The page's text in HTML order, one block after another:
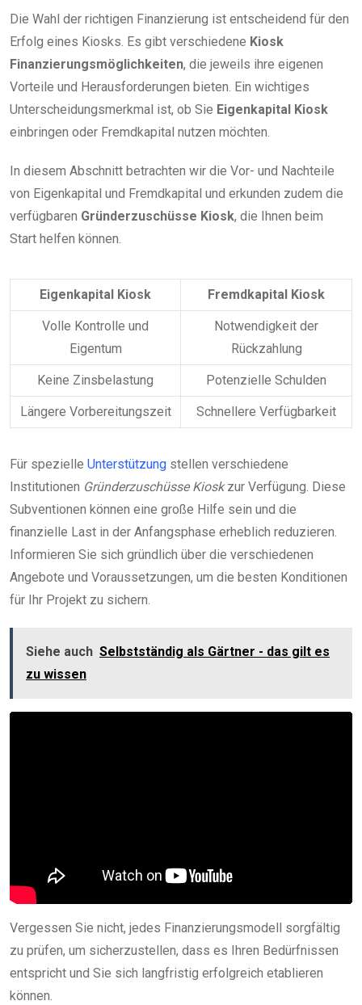
Die Wahl der richtigen Finanzierung ist entscheidend für den
Erfolg eines Kiosks. Es gibt verschiedene Kiosk
Finanzierungsmöglichkeiten, die jeweils ihre eigenen
Vorteile und Herausforderungen bieten. Ein wichtiges
Unterscheidungsmerkmal ist, ob Sie Eigenkapital Kiosk
einbringen oder Fremdkapital nutzen möchten.
In diesem Abschnitt betrachten wir die Vor- und Nachteile
von Eigenkapital und Fremdkapital und erkunden zudem die
verfügbaren Gründerzuschüsse Kiosk, die Ihnen beim
Start helfen können.
Eigenkapital Kiosk Fremdkapital Kiosk
Volle Kontrolle und
Eigentum
Notwendigkeit der
Rückzahlung
Keine Zinsbelastung Potenzielle Schulden
Längere Vorbereitungszeit Schnellere Verfügbarkeit
Für spezielle Unterstützung stellen verschiedene
Institutionen Gründerzuschüsse Kioskzur Verfügung. Diese
Subventionen können eine große Hilfe sein und die
finanzielle Last in der Anfangsphase erheblich reduzieren.
Informieren Sie sich gründlich über die verschiedenen
Angebote und Voraussetzungen, um die besten Konditionen
für Ihr Projekt zu sichern.
Siehe auch Selbstständig als Gärtner - das gilt es
zu wissen
Vergessen Sie nicht, jedes Finanzierungsmodell sorgfältig
zu prüfen, um sicherzustellen, dass es Ihren Bedürfnissen
entspricht und Sie sich langfristig erfolgreich etablieren
können.